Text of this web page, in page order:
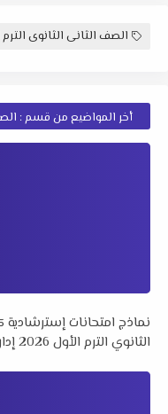
الصف الثانى الثانوى
أخر المواضيع من قسم :
نماذج امتحانات إسترشادية
الثانوي الترم الأول 2026 إدارة العريش التعليمية